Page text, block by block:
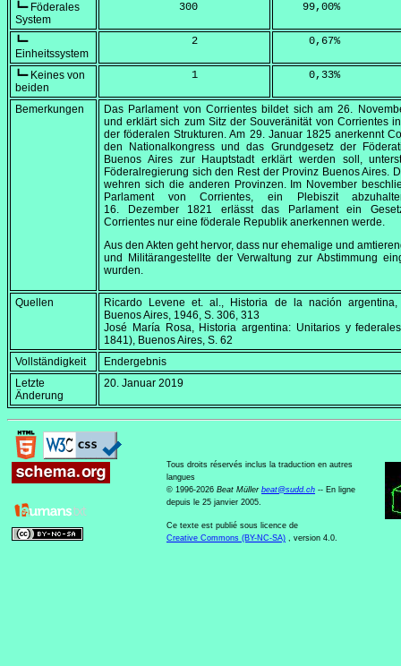
┗━ Föderales
System
            300
    99,00
%
┗━
Einheitssystem
              2
     0,67
%
┗━ Keines von
beiden
              1
     0,33
%
Bemerkungen Das Parlament von Corrientes bildet sich am26.
und erklärt sich zum Sitz der Souveränität von Corrientes
der föderalen Strukturen. Am 29. Januar 1825anerkennt
den Nationalkongress und das Grundgesetz der
Buenos Aires zur Hauptstadt erklärt werden soll,
Föderalregierung sich den Rest der Provinz Buenos Aires.
wehren sich die anderen Provinzen. Im November
Parlament von Corrientes, ein Plebiszit
16. Dezember 1821 erlässt das Parlament ein
Corrientes nur eine föderale Republik anerkennen werde.
Aus den Akten geht hervor, dass nur ehemalige und
und Militärangestellte der Verwaltung zur Abstimmung
wurden.
Quellen Ricardo Levene et. al., Historia de la nación argentina,
Buenos Aires, 1946, S. 306, 313
José María Rosa, Historia argentina: Unitarios y
1841), Buenos Aires, S. 62
Vollständigkeit
Endergebnis
Letzte
Änderung
20. Januar 2019
Tous droits réservés inclus la traduction en autres
langues
© 1996-2026 Beat Müller beat@sudd.ch -- En ligne
depuis le 25 janvier 2005.
Ce texte est publié sous licence de
Creative Commons (BY-NC-SA) , version 4.0.